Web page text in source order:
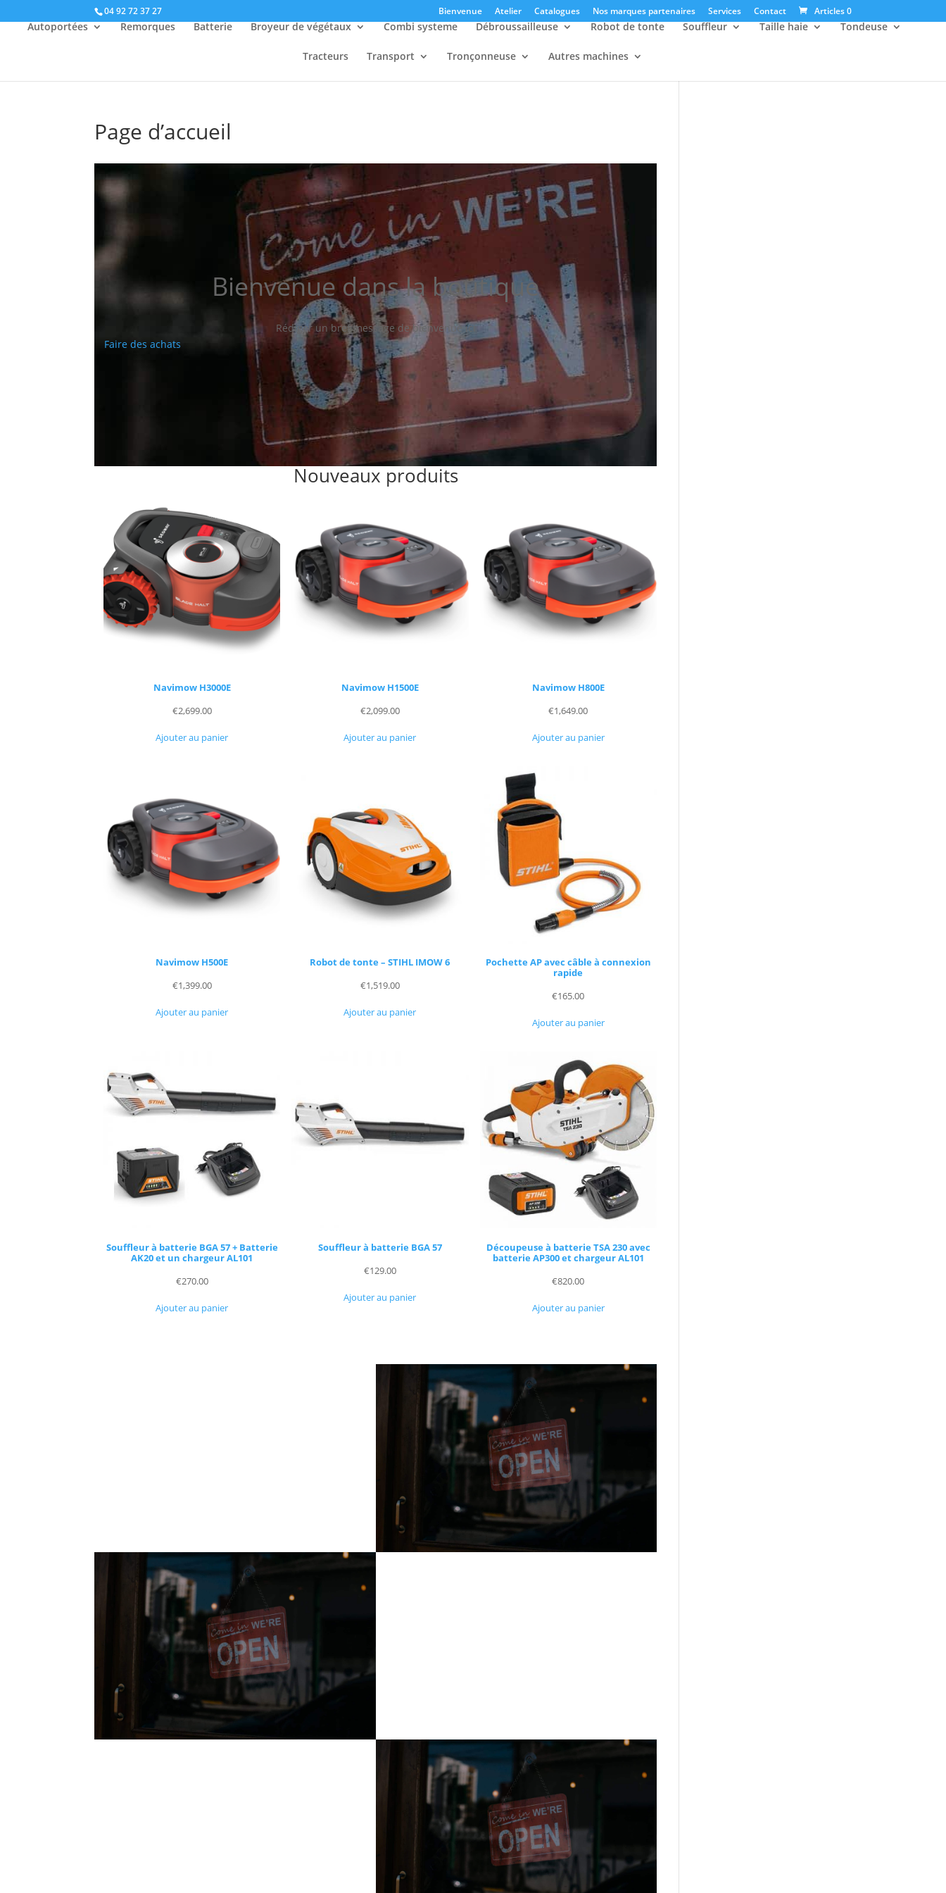
04 92 72 37 27 Bienvenue Atelier Catalogues Nos marques partenaires Services Contact Articles 0
Autoportées Remorques Batterie Broyeur de végétaux Combi systeme Débroussailleuse Robot de tonte Souffleur Taille haie Tondeuse
Tracteurs Transport Tronçonneuse Autres machines
Page d’accueil
Bienvenue dans la boutique
Rédiger un bref message de bienvenue ici
Faire des achats
Nouveaux produits
Navimow H3000E
€2,699.00
Ajouter au panier
Navimow H1500E
€2,099.00
Ajouter au panier
Navimow H800E
€1,649.00
Ajouter au panier
Navimow H500E
€1,399.00
Ajouter au panier
Robot de tonte – STIHL IMOW 6
€1,519.00
Ajouter au panier
Pochette AP avec câble à connexion
rapide
€165.00
Ajouter au panier
Souffleur à batterie BGA 57 + Batterie
AK20 et un chargeur AL101
€270.00
Ajouter au panier
Souffleur à batterie BGA 57
€129.00
Ajouter au panier
Découpeuse à batterie TSA 230 avec
batterie AP300 et chargeur AL101
€820.00
Ajouter au panier